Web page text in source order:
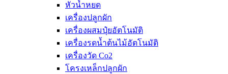
หัวน้ำหยด
เครื่องปลูกผัก
เครื่องผสมปุ๋ยอัตโนมัติ
เครื่องรดน้ำต้นไม้อัตโนมัติ
เครื่องวัด Co2
โครงเหล็กปลูกผัก